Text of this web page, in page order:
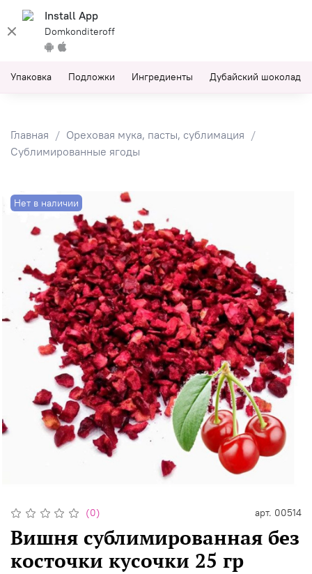
Install App
Domkonditeroff
Упаковка Подложки Ингредиенты Дубайский шоколад
Главная
Ореховая мука, пасты, сублимация
Сублимированные ягоды
Нет в наличии
(0) арт. 00514
Вишня сублимированная без
косточки кусочки 25 гр